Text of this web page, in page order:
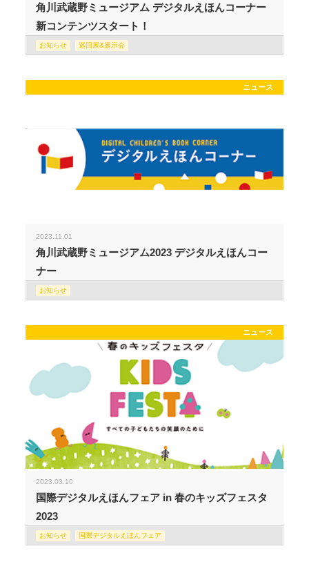
角川武蔵野ミュージアム デジタルえほんコーナー
新コンテンツスタート！
お知らせ 巡回展&展示会
ニュース
2023.11.01
角川武蔵野ミュージアム2023 デジタルえほんコー
ナー
お知らせ
ニュース
2023.03.10
国際デジタルえほんフェア in 春のキッズフェスタ
2023
お知らせ 国際デジタルえほんフェア